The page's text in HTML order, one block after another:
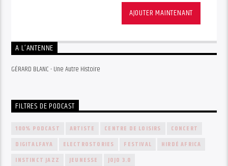
AJOUTER MAINTENANT
A L’ANTENNE
GÉRARD BLANC - Une Autre Histoire
FILTRES DE PODCAST
100% PODCAST ARTISTE CENTRE DE LOISIRS
CONCERT
DIGITALFAYA
ELECTROSTORIES FESTIVAL
HIRDÉ AFRICA
INSTINCT JAZZ
JEUNESSE
JOJO 3.0